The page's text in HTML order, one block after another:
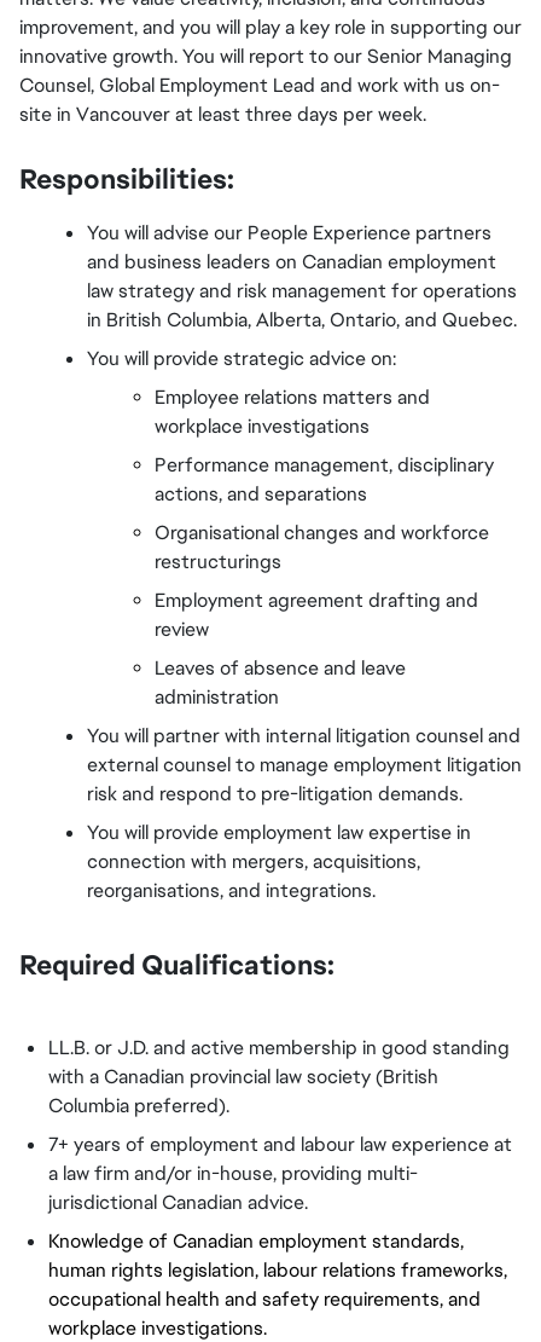
improvement, and you will play a key role in supporting our
innovative growth. You will report to our Senior Managing
Counsel, Global Employment Lead and work with us on-
site in Vancouver at least three days per week.
Responsibilities:
You will advise our People Experience partners
and business leaders on Canadian employment
law strategy and risk management for operations
in British Columbia, Alberta, Ontario, and Quebec.
You will provide strategic advice on:
Employee relations matters and
workplace investigations
Performance management, disciplinary
actions, and separations
Organisational changes and workforce
restructurings
Employment agreement drafting and
review
Leaves of absence and leave
administration
You will partner with internal litigation counsel and
external counsel to manage employment litigation
risk and respond to pre-litigation demands.
You will provide employment law expertise in
connection with mergers, acquisitions,
reorganisations, and integrations.
Required Qualifications:
LL.B. or J.D. and active membership in good standing
with a Canadian provincial law society (British
Columbia preferred).
7+ years of employment and labour law experience at
a law firm and/or in-house, providing multi-
jurisdictional Canadian advice.
Knowledge of Canadian employment standards,
human rights legislation, labour relations frameworks,
occupational health and safety requirements, and
workplace investigations.